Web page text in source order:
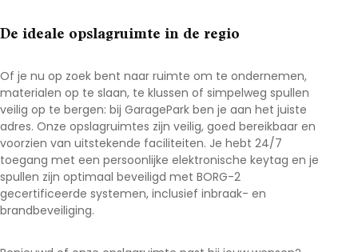
De ideale opslagruimte in de regio
Of je nu op zoek bent naar ruimte om te ondernemen,
materialen op te slaan, te klussen of simpelweg spullen
veilig op te bergen: bij GaragePark ben je aan het juiste
adres. Onze opslagruimtes zijn veilig, goed bereikbaar en
voorzien van uitstekende faciliteiten. Je hebt 24/7
toegang met een persoonlijke elektronische keytag en je
spullen zijn optimaal beveiligd met BORG-2
gecertificeerde systemen, inclusief inbraak- en
brandbeveiliging.